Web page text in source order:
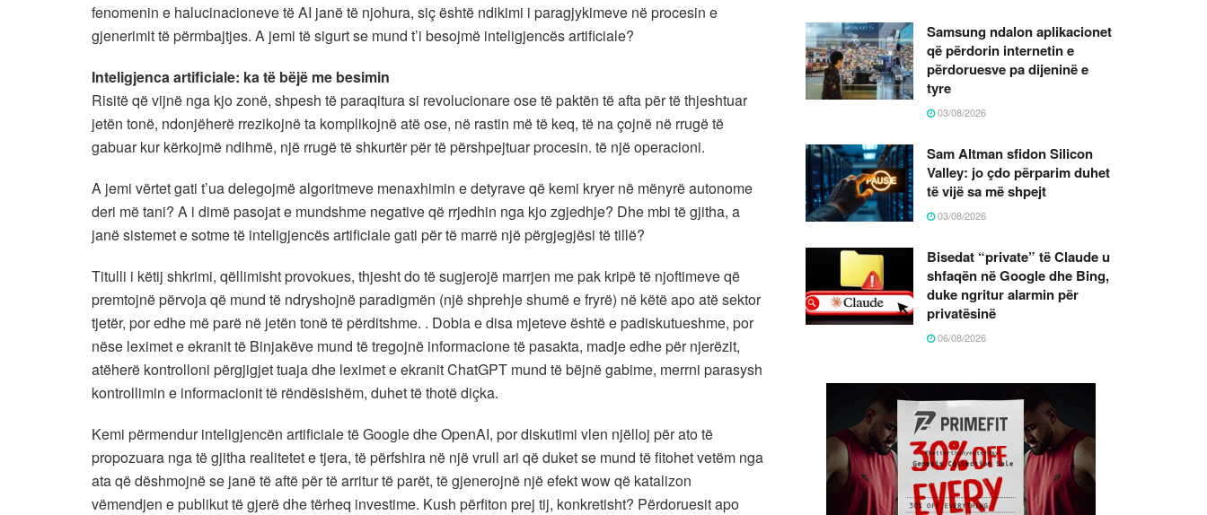
fenomenin e halucinacioneve të AI janë të njohura, siç është ndikimi i paragjykimeve në procesin e
gjenerimit të përmbajtjes. A jemi të sigurt se mund t’i besojmë inteligjencës artificiale?
Inteligjenca artificiale: ka të bëjë me besimin
Risitë që vijnë nga kjo zonë, shpesh të paraqitura si revolucionare ose të paktën të afta për të thjeshtuar
jetën tonë, ndonjëherë rrezikojnë ta komplikojnë atë ose, në rastin më të keq, të na çojnë në rrugë të
gabuar kur kërkojmë ndihmë, një rrugë të shkurtër për të përshpejtuar procesin. të një operacioni.
A jemi vërtet gati t’ua delegojmë algoritmeve menaxhimin e detyrave që kemi kryer në mënyrë autonome
deri më tani? A i dimë pasojat e mundshme negative që rrjedhin nga kjo zgjedhje? Dhe mbi të gjitha, a
janë sistemet e sotme të inteligjencës artificiale gati për të marrë një përgjegjësi të tillë?
Titulli i këtij shkrimi, qëllimisht provokues, thjesht do të sugjerojë marrjen me pak kripë të njoftimeve që
premtojnë përvoja që mund të ndryshojnë paradigmën (një shprehje shumë e fryrë) në këtë apo atë sektor
tjetër, por edhe më parë në jetën tonë të përditshme. . Dobia e disa mjeteve është e padiskutueshme, por
nëse leximet e ekranit të Binjakëve mund të tregojnë informacione të pasakta, madje edhe për njerëzit,
atëherë kontrolloni përgjigjet tuaja dhe leximet e ekranit ChatGPT mund të bëjnë gabime, merrni parasysh
kontrollimin e informacionit të rëndësishëm, duhet të thotë diçka.
Kemi përmendur inteligjencën artificiale të Google dhe OpenAI, por diskutimi vlen njëlloj për ato të
propozuara nga të gjitha realitetet e tjera, të përfshira në një vrull ari që duket se mund të fitohet vetëm nga
ata që dëshmojnë se janë të aftë për të arritur të parët, të gjenerojnë një efekt wow që katalizon
vëmendjen e publikut të gjerë dhe tërheq investime. Kush përfiton prej tij, konkretisht? Përdoruesit apo
Samsung ndalon aplikacionet
që përdorin internetin e
përdoruesve pa dijeninë e
tyre
03/08/2026
Sam Altman sfidon Silicon
Valley: jo çdo përparim duhet
të vijë sa më shpejt
03/08/2026
Bisedat “private” të Claude u
shfaqën në Google dhe Bing,
duke ngritur alarmin për
privatësinë
06/08/2026